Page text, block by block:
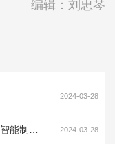
编辑：刘忠琴
2024-03-28
2024-03-28